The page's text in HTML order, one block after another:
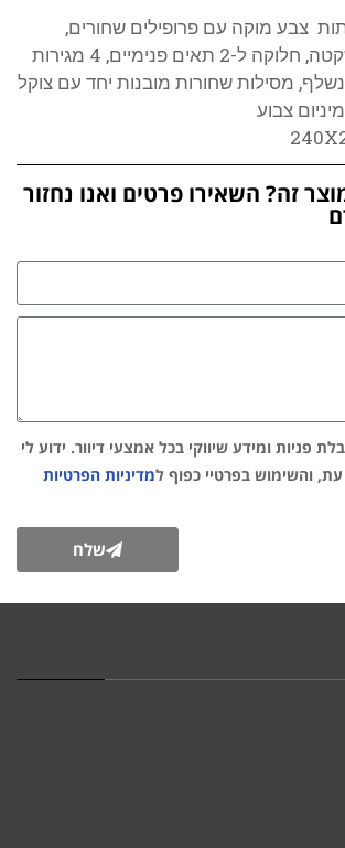
הזזה 2 דלתות צבע מוקה עם פרופילים שחורים,
מנגנון טריקה שקטה, חלוקה ל-2 תאים פנימיים, 4 מגירות
מסילות שחורות מובנות יחד עם צוקל
צבוע
זה? השאירו פרטים ואנו נחזור
פניות ומידע שיווקי בכל אמצעי דיוור. ידוע לי
והשימוש בפרטיי כפוף למדיניות הפרטיות
שלח